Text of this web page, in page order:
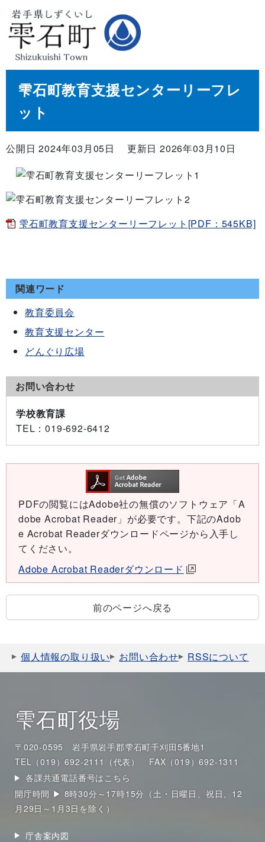
雫石町教育支援センターリーフレ
ット
公開日 2024年03月05日 更新日 2026年03月10日
雫石町教育支援センターリーフレット[PDF：545KB]
関連ワード
教育委員会
教育支援センター
どんぐり広場
お問い合わせ
学校教育課
TEL ：019-692-6412
PDFの閲覧にはAdobe社の無償のソフトウェア「A
dobe Acrobat Reader」が必要です。下記のAdob
e Acrobat Readerダウンロードページから入手し
てください。
Adobe Acrobat Readerダウンロード
前のページへ戻る
個人情報の取り扱い お問い合わせ RSSについて
雫石町役場
〒020-0595 岩手県岩手郡雫石町千刈田5番地1
TEL（019）692-2111（代表）
FAX（019）692-1311
各課共通電話番号はこちら
開庁時間 ▶ 8時30分～17時15分（土・日曜日、祝日、12
月29日～1月3日を除く）
庁舎案内図